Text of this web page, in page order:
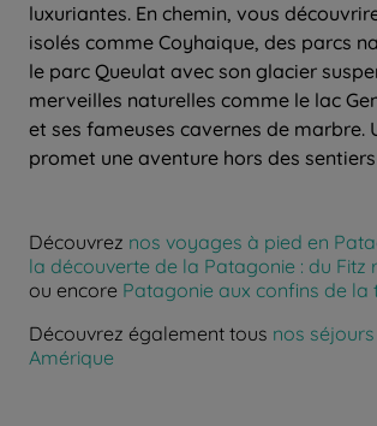
luxuriantes. En chemin, vous
isolés comme Coyhaique, des parcs
le parc Queulat avec son glacier
merveilles naturelles comme le lac
et ses fameuses cavernes de marbre.
promet une aventure hors des
Découvrez nos voyages à pied en
la découverte de la Patagonie : du Fitz
ou encore Patagonie aux confins de la
Découvrez également tous nos
Amérique